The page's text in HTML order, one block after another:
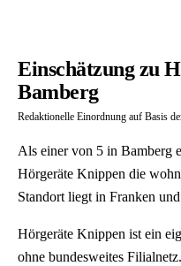
Einschätzung zu
Bamberg
Redaktionelle Einordnung auf Basis
Als einer von 5 in Bamberg
Hörgeräte Knippen die
Standort liegt in Franken
Hörgeräte Knippen ist ein
ohne bundesweites